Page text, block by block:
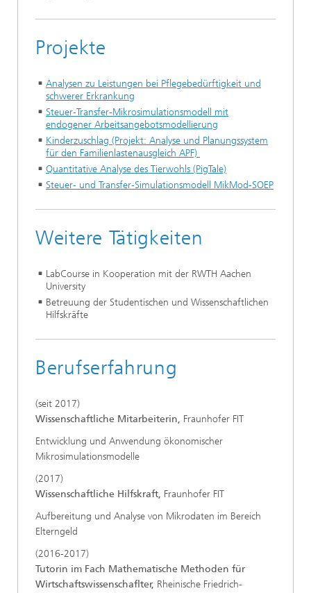
Projekte
Analysen zu Leistungen bei Pflegebedürftigkeit und
schwerer Erkrankung
Steuer-Transfer-Mikrosimulationsmodell mit
endogener Arbeitsangebotsmodellierung
Kinderzuschlag (Projekt: Analyse und Planungssystem
für den Familienlastenausgleich APF)
Quantitative Analyse des Tierwohls (PigTale)
Steuer- und Transfer-Simulationsmodell MikMod-SOEP
Weitere Tätigkeiten
LabCourse in Kooperation mit der RWTH Aachen
University
Betreuung der Studentischen und Wissenschaftlichen
Hilfskräfte
Berufserfahrung
(seit 2017)
Wissenschaftliche Mitarbeiterin, Fraunhofer FIT
Entwicklung und Anwendung ökonomischer
Mikrosimulationsmodelle
(2017)
Wissenschaftliche Hilfskraft, Fraunhofer FIT
Aufbereitung und Analyse von Mikrodaten im Bereich
Elterngeld
(2016-2017)
Tutorin im Fach Mathematische Methoden für
Wirtschaftswissenschaflter, Rheinische Friedrich-